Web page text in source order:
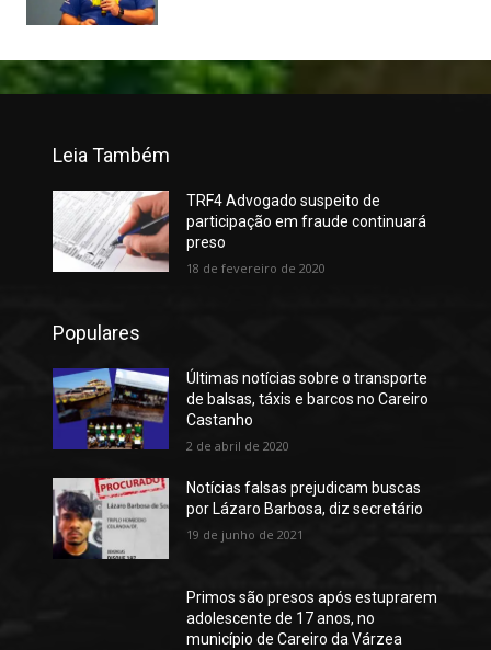
Leia Também
TRF4 Advogado suspeito de
participação em fraude continuará
preso
18 de fevereiro de 2020
Populares
Últimas notícias sobre o transporte
de balsas, táxis e barcos no Careiro
Castanho
2 de abril de 2020
Notícias falsas prejudicam buscas
por Lázaro Barbosa, diz secretário
19 de junho de 2021
Primos são presos após estuprarem
adolescente de 17 anos, no
município de Careiro da Várzea